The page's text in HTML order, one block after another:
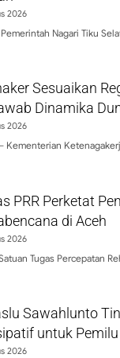
2026
Nagari Tiku
Sesuaikan
Dinamika
2026
Kementerian
PRR Perketat
di Aceh
2026
Tugas Percepatan
Sawahlunto
untuk
2026